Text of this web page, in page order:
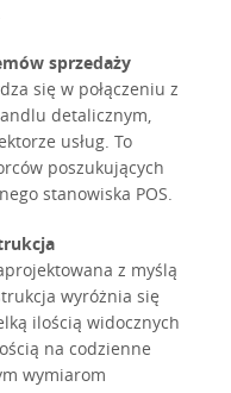
sprzedaży
się w połączeniu z
detalicznym,
usług. To
poszukujących
stanowiska POS.
z myślą
wyróżnia się
ilością widocznych
na codzienne
wymiarom